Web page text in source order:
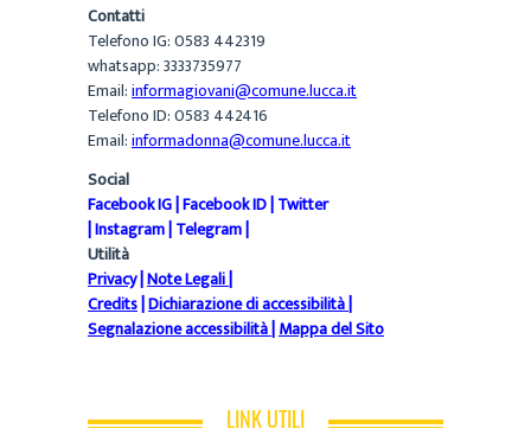
Contatti
Telefono IG: 0583 442319
whatsapp: 3333735977
Email:informagiovani@comune.lucca.it
Telefono ID: 0583 442416
Email:informadonna@comune.lucca.it
Social
Facebook IG|Facebook ID|Twitter
|Instagram|Telegram|
Utilità
Privacy|Note Legali|
Credits|Dichiarazione di accessibilità|
Segnalazione accessibilità|Mappa del Sito
LINK UTILI